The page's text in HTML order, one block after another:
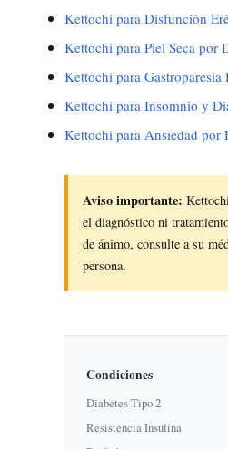
Kettochi para Disfunción
Kettochi para Piel Seca por
Kettochi para Gastroparesia
Kettochi para Insomnio y
Kettochi para Ansiedad por
Aviso importante:
el diagnóstico ni
de ánimo, consulte a su
persona.
Condiciones
Diabetes Tipo 2
Resistencia Insulina